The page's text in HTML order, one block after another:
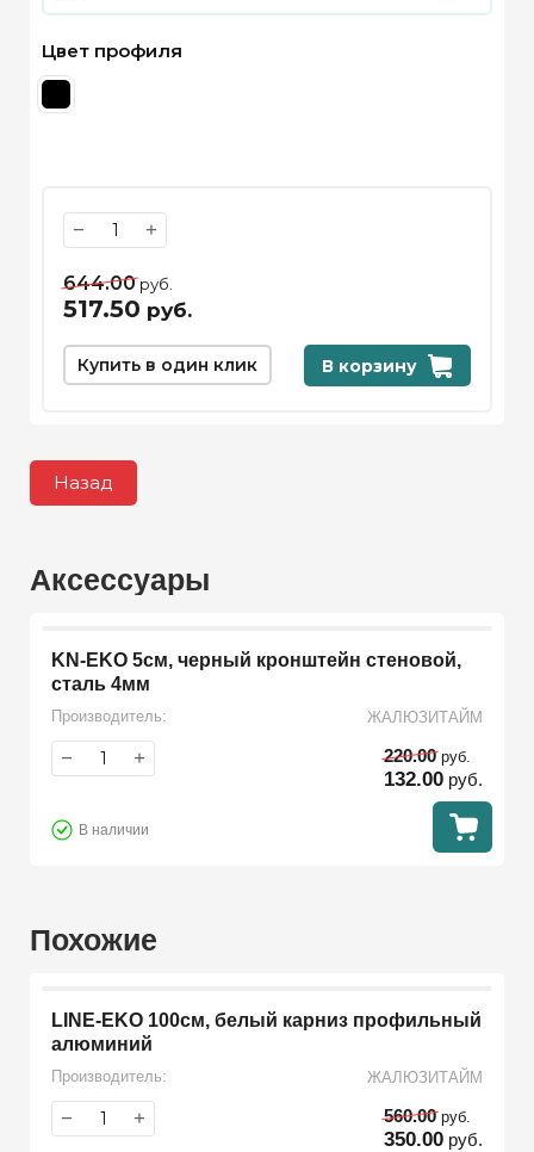
Цвет профиля
− +
644.00руб.
517.50 руб.
В корзину
Купить в один клик
Назад
Аксессуары
KN-EKO 5см, черный кронштейн стеновой,
сталь 4мм
Производитель: ЖАЛЮЗИТАЙМ
− + 220.00руб.
132.00 руб.
В наличии
Похожие
LINE-EKO 100см, белый карниз профильный
алюминий
Производитель: ЖАЛЮЗИТАЙМ
− + 560.00руб.
350.00 руб.